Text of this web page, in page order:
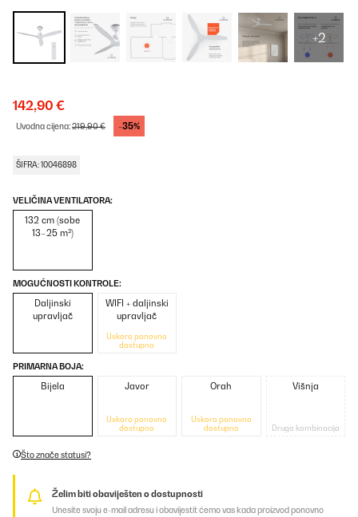
+2
142,90 €
Uvodna cijena:219,90 € -35%
ŠIFRA: 10046898
VELIČINA VENTILATORA:
132 cm (sobe
13–25 m²)
MOGUĆNOSTI KONTROLE:
Daljinski
upravljač
WIFI + daljinski
upravljač
Uskoro ponovno
dostupno
PRIMARNA BOJA:
Bijela Javor
Uskoro ponovno
dostupno
Orah
Uskoro ponovno
dostupno
Višnja
Druga kombinacija
Što znače statusi?
Želim biti obaviješten o dostupnosti
Unesite svoju e-mail adresu i obavijestit ćemo vas kada proizvod ponovno